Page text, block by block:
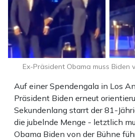
Auf einer Spendengala in Los
Präsident Biden erneut
Sekundenlang starrt der 81-
die jubelnde Menge - letztlich
Obama Biden von der Bühne
Ex-Präsident Obama muss Biden